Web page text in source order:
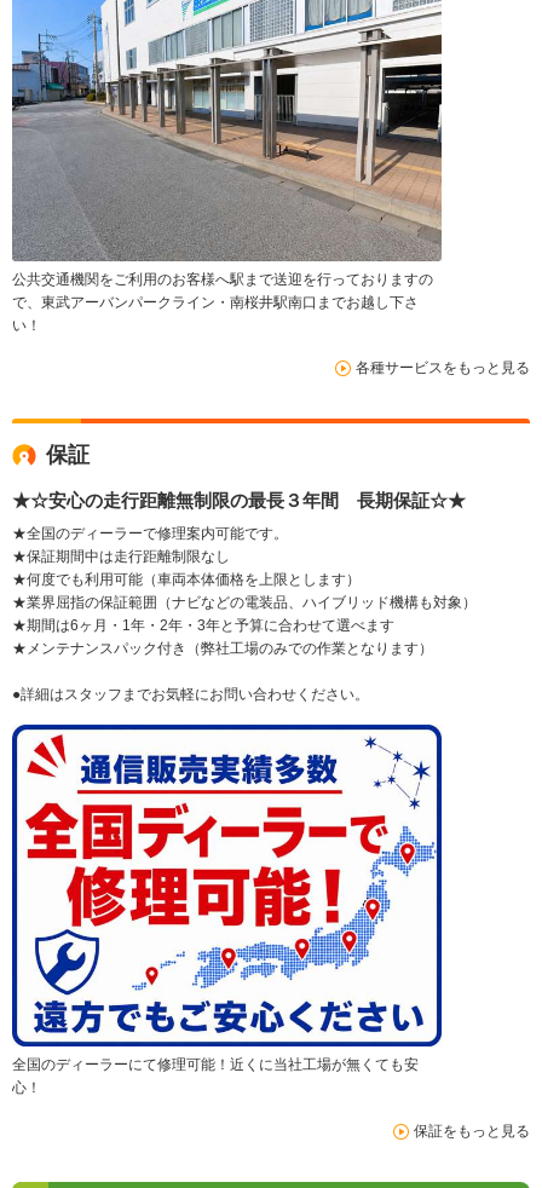
公共交通機関をご利用のお客様へ駅まで送迎を行っておりますの
で、東武アーバンパークライン・南桜井駅南口までお越し下さ
い！
各種サービスをもっと見る
保証
★☆安心の走行距離無制限の最長３年間 長期保証☆★
★全国のディーラーで修理案内可能です。
★保証期間中は走行距離制限なし
★何度でも利用可能（車両本体価格を上限とします）
★業界屈指の保証範囲（ナビなどの電装品、ハイブリッド機構も対象）
★期間は6ヶ月・1年・2年・3年と予算に合わせて選べます
★メンテナンスパック付き（弊社工場のみでの作業となります）
●詳細はスタッフまでお気軽にお問い合わせください。
全国のディーラーにて修理可能！近くに当社工場が無くても安
心！
保証をもっと見る